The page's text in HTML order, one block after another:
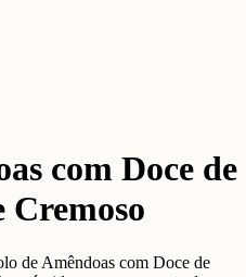
com Doce de
de Amêndoas com Doce de